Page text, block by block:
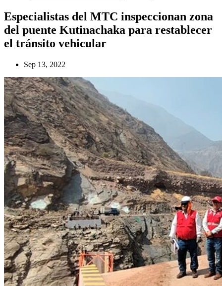
Especialistas del MTC inspeccionan zona
del puente Kutinachaka para restablecer
el tránsito vehicular
Sep 13, 2022